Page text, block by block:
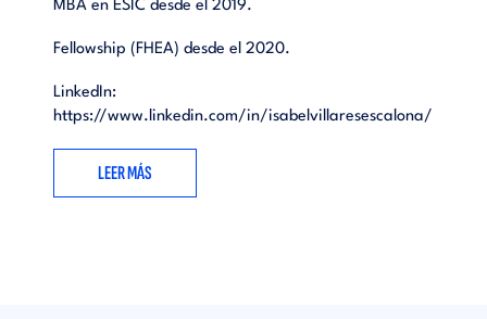
MBA en ESIC desde el 2019.
Fellowship (FHEA) desde el 2020.
LinkedIn:
https://www.linkedin.com/in/isabelvillaresescalona/
LEER MÁS